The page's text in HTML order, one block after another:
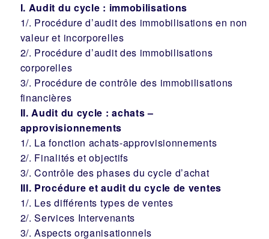
I. Audit du cycle : immobilisations
1/. Procédure d’audit des immobilisations en non
valeur et incorporelles
2/. Procédure d’audit des immobilisations
corporelles
3/. Procédure de contrôle des immobilisations
financières
II. Audit du cycle : achats –
approvisionnements
1/. La fonction achats-approvisionnements
2/. Finalités et objectifs
3/. Contrôle des phases du cycle d’achat
III. Procédure et audit du cycle de ventes
1/. Les différents types de ventes
2/. Services Intervenants
3/. Aspects organisationnels